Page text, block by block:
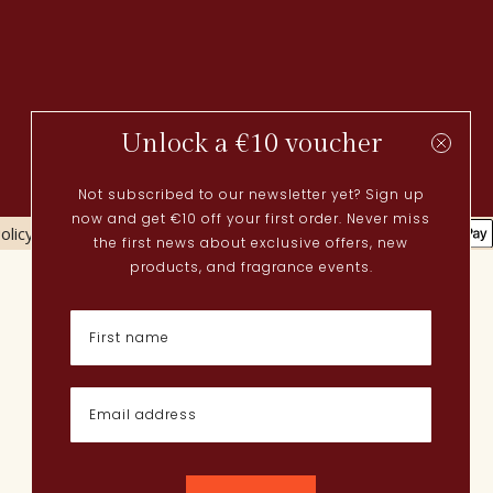
Cookies policy
Actueel
Nieuwe parfums
Perfume Finder
Wat is oudh?
Hoe breng ik parfum aan?
Poederige parfums
Unlock a €10 voucher
Not subscribed to our newsletter yet? Sign up
now and get €10 off your first order. Never miss
the first news about exclusive offers, new
products, and fragrance events.